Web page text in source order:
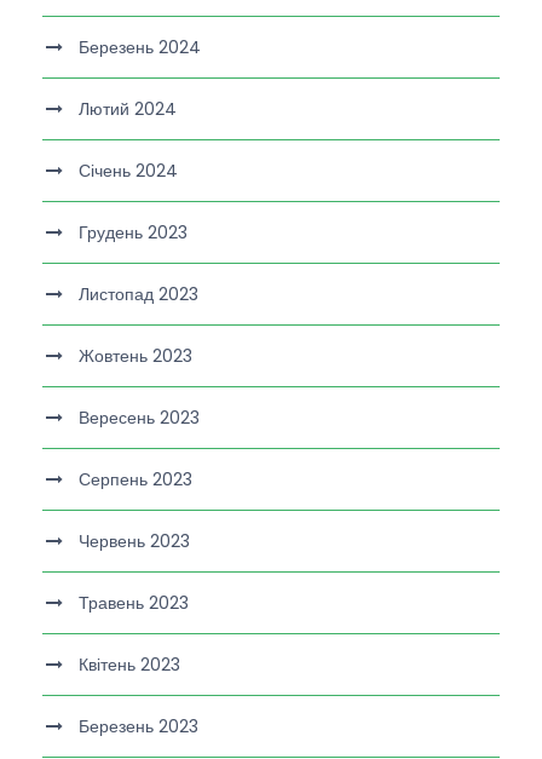
Березень 2024
Лютий 2024
Січень 2024
Грудень 2023
Листопад 2023
Жовтень 2023
Вересень 2023
Серпень 2023
Червень 2023
Травень 2023
Квітень 2023
Березень 2023